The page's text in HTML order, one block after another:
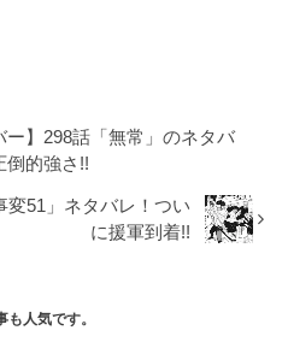
ー】298話「無常」のネタバ
倒的強さ!!
変51」ネタバレ！つい
に援軍到着!!
も人気です。